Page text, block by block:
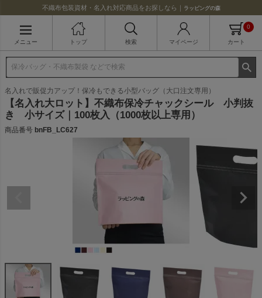
不織布包装資材・名入れ対応商品をお探しなら｜ ラッピングの森
メニュー トップ 検索 マイページ カート
0
名入れで販促力アップ！保冷もできる小型バッグ（大口注文専用）
【名入れ大ロット】不織布保冷チャックシール 小判抜
き 小サイズ｜100枚入（1000枚以上専用）
商品番号 bnFB_LC627